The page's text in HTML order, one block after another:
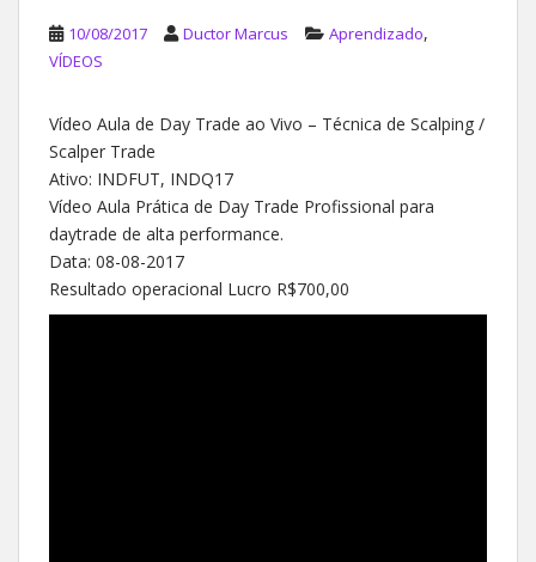
10/08/2017 Ductor Marcus Aprendizado,
VÍDEOS
Vídeo Aula de Day Trade ao Vivo – Técnica de Scalping /
Scalper Trade
Ativo: INDFUT, INDQ17
Vídeo Aula Prática de Day Trade Profissional para
daytrade de alta performance.
Data: 08-08-2017
Resultado operacional Lucro R$700,00